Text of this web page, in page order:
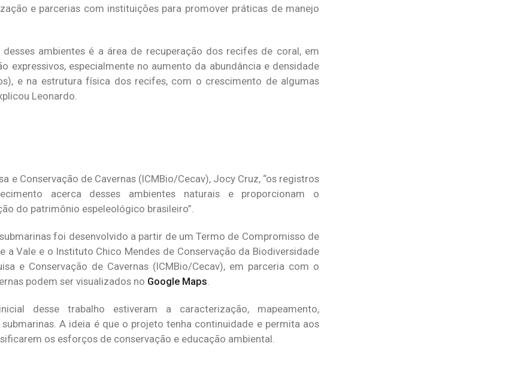
e parcerias com instituições para promover práticas de manejo
ambientes é a área de recuperação dos recifes de coral, em
expressivos, especialmente no aumento da abundância e densidade
e na estrutura física dos recifes, com o crescimento de algumas
Leonardo.
e Conservação de Cavernas (ICMBio/Cecav), Jocy Cruz, “os registros
acerca desses ambientes naturais e proporcionam o
do patrimônio espeleológico brasileiro”.
foi desenvolvido a partir de um Termo de Compromisso de
a Vale e o Instituto Chico Mendes de Conservação da Biodiversidade
e Conservação de Cavernas (ICMBio/Cecav), em parceria com o
podem ser visualizados no Google Maps.
desse trabalho estiveram a caracterização, mapeamento,
A ideia é que o projeto tenha continuidade e permita aos
os esforços de conservação e educação ambiental.